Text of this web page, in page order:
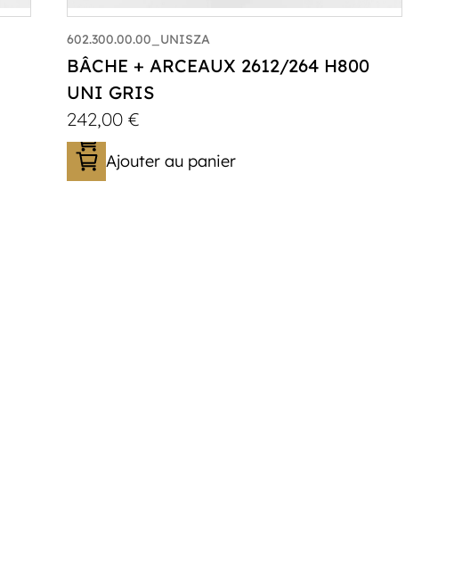
602.300.00.00_UNISZA
BÂCHE + ARCEAUX 2612/264 H800
UNI GRIS
242,00€
Ajouter au panier